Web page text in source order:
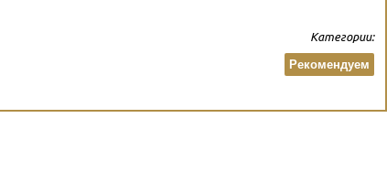
Категории:
Рекомендуем